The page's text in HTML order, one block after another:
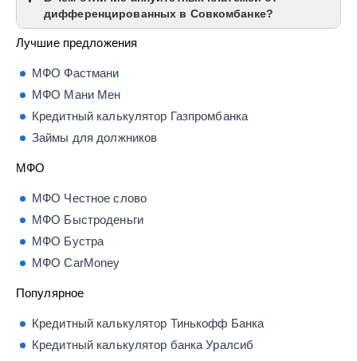
дифференцированных в Совкомбанке?
Лучшие предложения
МФО Фастмани
МФО Мани Мен
Кредитный калькулятор Газпромбанка
Займы для должников
МФО
МФО Честное слово
МФО Быстроденьги
МФО Бустра
МФО CarMoney
Популярное
Кредитный калькулятор Тинькофф Банка
Кредитный калькулятор банка Уралсиб